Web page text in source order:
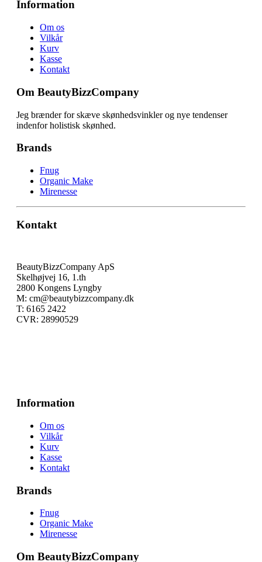
Information
Om os
Vilkår
Kurv
Kasse
Kontakt
Om BeautyBizzCompany
Jeg brænder for skæve skønhedsvinkler og nye tendenser
indenfor holistisk skønhed.
Brands
Fnug
Organic Make
Mirenesse
Kontakt
BeautyBizzCompany ApS
Skelhøjvej 16, 1.th
2800 Kongens Lyngby
M: cm@beautybizzcompany.dk
T: 6165 2422
CVR: 28990529
Information
Om os
Vilkår
Kurv
Kasse
Kontakt
Brands
Fnug
Organic Make
Mirenesse
Om BeautyBizzCompany